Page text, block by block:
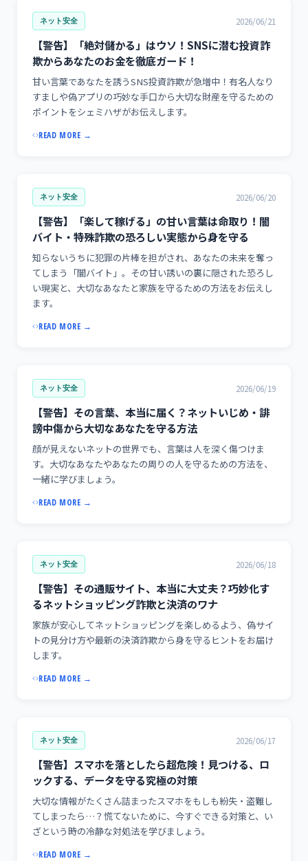
ネット安全 2026/06/21
【警告】「絶対儲かる」はウソ！SNSに潜む投資詐
欺からあなたのお金を徹底ガード！
甘い言葉であなたを誘うSNS投資詐欺が急増中！有名人なり
すましや偽アプリの巧妙な手口から大切な財産を守るための
ポイントをシェミハザがお伝えします。
READ MORE →
ネット安全 2026/06/20
【警告】「楽して稼げる」の甘い言葉は命取り！闇
バイト・特殊詐欺の恐ろしい実態から身を守る
知らないうちに犯罪の片棒を担がされ、あなたの未来を奪っ
てしまう「闇バイト」。その甘い誘いの裏に隠された恐ろし
い現実と、大切なあなたと家族を守るための方法をお伝えし
ます。
READ MORE →
ネット安全 2026/06/19
【警告】その言葉、本当に届く？ネットいじめ・誹
謗中傷から大切なあなたを守る方法
顔が見えないネットの世界でも、言葉は人を深く傷つけま
す。大切なあなたやあなたの周りの人を守るための方法を、
一緒に学びましょう。
READ MORE →
ネット安全 2026/06/18
【警告】その通販サイト、本当に大丈夫？巧妙化す
るネットショッピング詐欺と決済のワナ
家族が安心してネットショッピングを楽しめるよう、偽サイ
トの見分け方や最新の決済詐欺から身を守るヒントをお届け
します。
READ MORE →
ネット安全 2026/06/17
【警告】スマホを落としたら超危険！見つける、ロ
ックする、データを守る究極の対策
大切な情報がたくさん詰まったスマホをもしも紛失・盗難し
てしまったら…？慌てないために、今すぐできる対策と、い
ざという時の冷静な対処法を学びましょう。
READ MORE →